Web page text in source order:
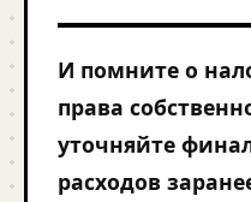
И помните о
права
уточняйте
расходов